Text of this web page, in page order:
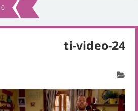
0
ti-video-24